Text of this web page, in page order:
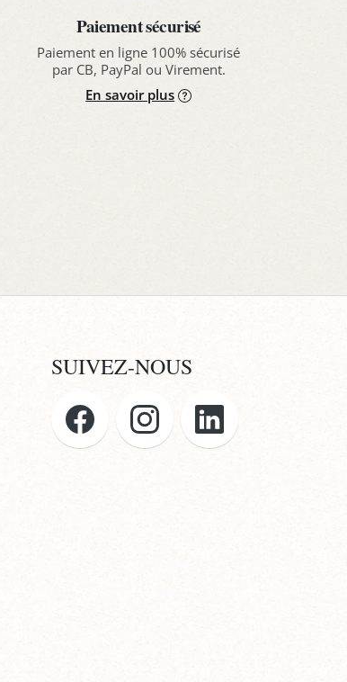
Paiement sécurisé
Paiement en ligne 100% sécurisé
par CB, PayPal ou Virement.
En savoir plus
SUIVEZ-NOUS